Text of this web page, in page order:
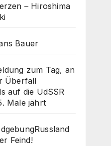
– Hiroshima
Bauer
zum Tag, an
Überfall
auf die UdSSR
Male jährt
Feind!